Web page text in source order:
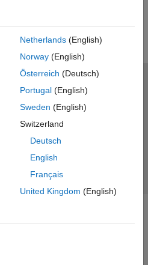
レーシ
ウェア
ループ
Netherlands(English)
Norway(English)
Österreich (Deutsch)
Portugal(English)
Sweden (English)
Switzerland
Deutsch
English
Français
United Kingdom (English)
プライバシー ポリシー
ーション ステータス
Inc.